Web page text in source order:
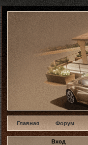
w
Главная Форум
Вход